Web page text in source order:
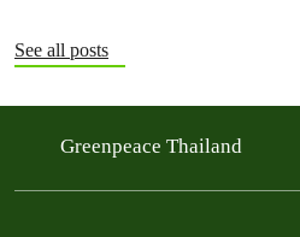
See all posts
Greenpeace Thailand